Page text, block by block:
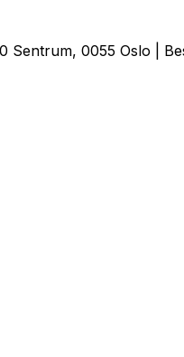
Sentrum, 0055 Oslo |